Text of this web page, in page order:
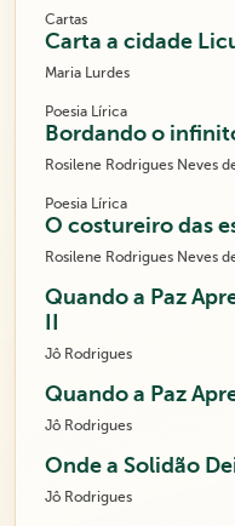
Cartas
Carta a cidade
Maria Lurdes
Poesia Lírica
Bordando o
Rosilene Rodrigues Neves
Poesia Lírica
O costureiro das
Rosilene Rodrigues Neves
Quando a Paz
Jô Rodrigues
Quando a Paz
Jô Rodrigues
Onde a Solidão
Jô Rodrigues